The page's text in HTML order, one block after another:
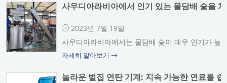
사우디아라비아에서 인기 있는 물담배 숯을
2023년 7월 19일
사우디아라비아에서는 물담배 숯이 매우 인기가 높
자세히 알아보기
놀라운 벌집 연탄 기계: 지속 가능한 연료를